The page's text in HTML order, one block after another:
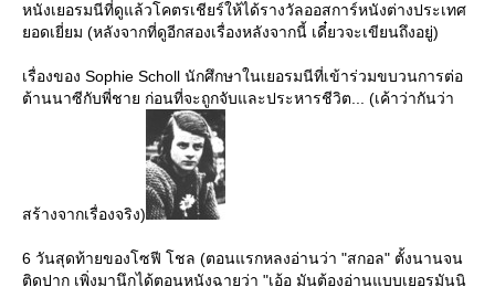
หนังเยอรมนีที่ดูแล้วโคตรเชียร์ให้ได้รางวัลออสการ์หนังต่างประเทศ
อดเยี่ยม (หลังจากที่ดูอีกสองเรื่องหลังจากนี้ เดี๋ยวจะเขียนถึงอยู่)
เรื่องของ Sophie Scholl นักศึกษาในเยอรมนีที่เข้าร่วมขบวนการต่อ
ต้านนาซีกับพี่ชาย ก่อนที่จะถูกจับและประหารชีวิต... (เค้าว่ากันว่า
สร้างจากเรื่องจริง)
6 วันสุดท้ายของโซฟี โชล (ตอนแรกหลงอ่านว่า "สกอล" ตั้งนานจน
ติดปาก เพิ่งมานึกได้ตอนหนังฉายว่า "เอ้อ มันต้องอ่านแบบเยอรมันนิ